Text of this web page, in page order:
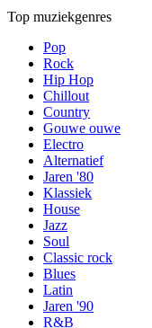
Top muziekgenres
Pop
Rock
Hip Hop
Chillout
Country
Gouwe ouwe
Electro
Alternatief
Jaren '80
Klassiek
House
Jazz
Soul
Classic rock
Blues
Latin
Jaren '90
R&B